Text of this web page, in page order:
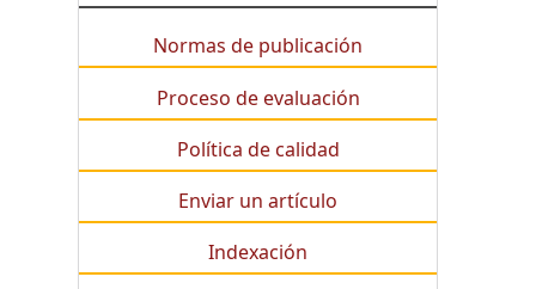
Normas de publicación
Proceso de evaluación
Política de calidad
Enviar un artículo
Indexación